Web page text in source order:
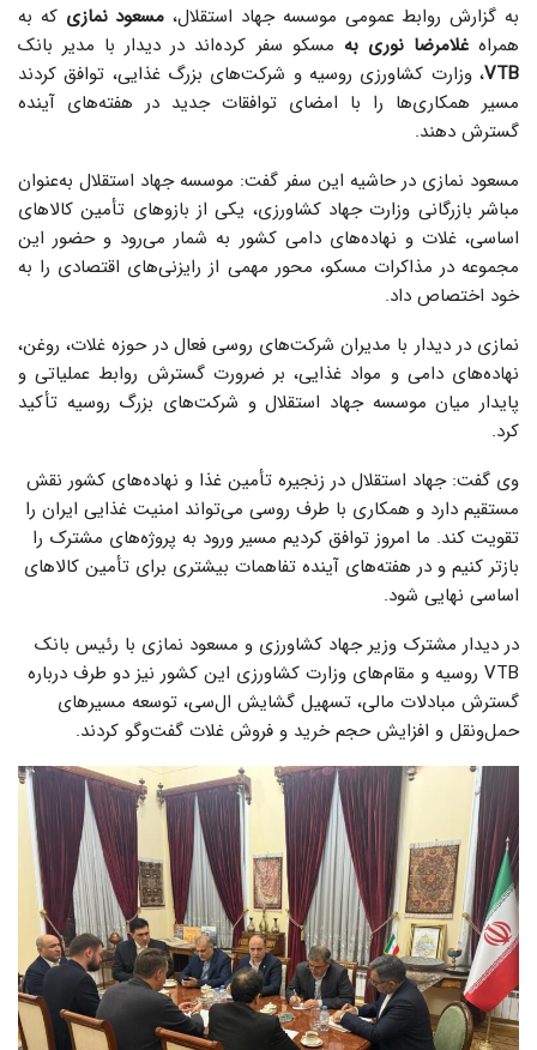
به گزارش روابط عمومی موسسه جهاد استقلال، مسعود نمازی که به
همراهغلامرضا نوری به مسکو سفر کرده‌اند در دیدار با مدیر بانک
VTB، وزارت کشاورزی روسیه و شرکت‌های بزرگ غذایی، توافق کردند
مسیر همکاری‌ها را با امضای توافقات جدید در هفته‌های آینده
گسترش دهند.
مسعود نمازی در حاشیه این سفر گفت: موسسه جهاد استقلال به‌عنوان
مباشر بازرگانی وزارت جهاد کشاورزی، یکی از بازوهای تأمین کالاهای
اساسی، غلات و نهاده‌های دامی کشور به شمار می‌رود و حضور این
مجموعه در مذاکرات مسکو، محور مهمی از رایزنی‌های اقتصادی را به
خود اختصاص داد.
نمازی در دیدار با مدیران شرکت‌های روسی فعال در حوزه غلات، روغن،
نهاده‌های دامی و مواد غذایی، بر ضرورت گسترش روابط عملیاتی و
پایدار میان موسسه جهاد استقلال و شرکت‌های بزرگ روسیه تأکید
کرد.
وی گفت: جهاد استقلال در زنجیره تأمین غذا و نهاده‌های کشور نقش
مستقیم دارد و همکاری با طرف روسی می‌تواند امنیت غذایی ایران را
تقویت کند. ما امروز توافق کردیم مسیر ورود به پروژه‌های مشترک را
بازتر کنیم و در هفته‌های آینده تفاهمات بیشتری برای تأمین کالاهای
اساسی نهایی شود.
در دیدار مشترک وزیر جهاد کشاورزی و مسعود نمازی با رئیس بانک‌
VTB روسیه و مقام‌های وزارت کشاورزی این کشور نیز دو طرف درباره
گسترش مبادلات مالی، تسهیل گشایش ال‌سی، توسعه مسیرهای
حمل‌ونقل و افزایش حجم خرید و فروش غلات گفت‌وگو کردند.